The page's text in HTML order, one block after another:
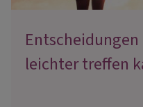
Entscheidungen
leichter treffen